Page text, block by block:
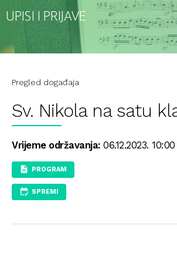
UPISI I PRIJAVE
Pregled događaja
Sv. Nikola na satu
Vrijeme održavanja:06.12.2023. 10:00
PROGRAM
SPREMI